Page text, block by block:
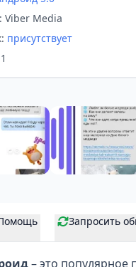
Viber Media
присутствует
Запросить
– это популярное